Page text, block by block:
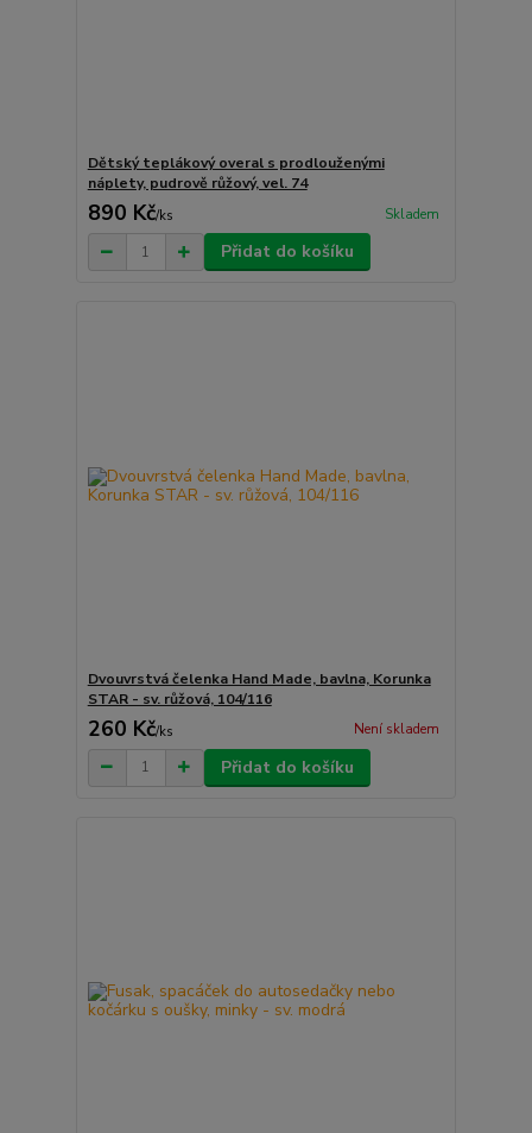
Dětský teplákový overal s prodlouženými
náplety, pudrově růžový, vel. 74
890 Kč/ks Skladem
Přidat do košíku
Dvouvrstvá čelenka Hand Made, bavlna, Korunka
STAR - sv. růžová, 104/116
260 Kč/ks Není skladem
Přidat do košíku